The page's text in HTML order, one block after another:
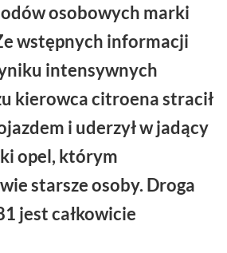
osobowych marki
wstępnych informacji
intensywnych
kierowca citroena stracił
i uderzył w jadący
opel, którym
starsze osoby. Droga
jest całkowicie